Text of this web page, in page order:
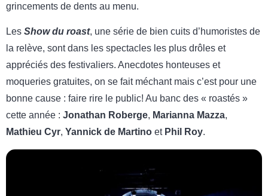
grincements de dents au menu.
Les Show du roast, une série de bien cuits d’humoristes de
la relève, sont dans les spectacles les plus drôles et
appréciés des festivaliers. Anecdotes honteuses et
moqueries gratuites, on se fait méchant mais c’est pour une
bonne cause : faire rire le public! Au banc des « roastés »
cette année : Jonathan Roberge, Marianna Mazza,
Mathieu Cyr, Yannick de Martino et Phil Roy.